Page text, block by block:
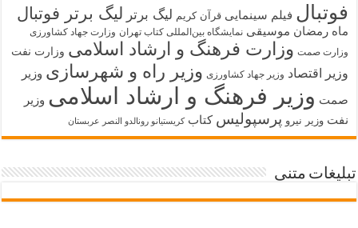
فیلم سینمایی قرآن کریم لیگ برتر لیگ برتر فوتبال
رمضان موسیقی نمایشگاه بین‌المللی کتاب تهران وزارت جهاد کشاورزی
صمت وزارت فرهنگ و ارشاد اسلامی وزارت نفت
اقتصاد وزیر جهاد کشاورزی وزیر راه و شهرسازی وزیر
وزیر فرهنگ و ارشاد اسلامی
وزیر
وزیر نیرو پرسپولیس کتاب کریستیانو رونالدو النصر عربستان
متنی